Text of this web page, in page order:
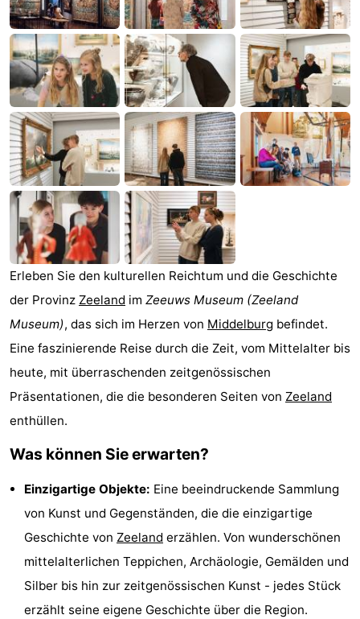
Sehen
&
tun
-
Museen
-
Denkmäler
-
Mühlen
-
Leuchtturme
-
Aussichtspunkte
Attraktionen
-
Indoor-
Spielplätze
-
Bowling
Minigolfplätze
Wellness-
Zentren
Dörfer
&
Städte
Natur
Führungen
Sport
Erleben Sie den kulturellen Reichtum und die Geschichte
der Provinz Zeeland im Zeeuws Museum (Zeeland
Museum), das sich im Herzen von Middelburg befindet.
Eine faszinierende Reise durch die Zeit, vom Mittelalter bis
heute, mit überraschenden zeitgenössischen
Präsentationen, die die besonderen Seiten von Zeeland
enthüllen.
Was können Sie erwarten?
Einzigartige Objekte: Eine beeindruckende Sammlung
von Kunst und Gegenständen, die die einzigartige
Geschichte von Zeeland erzählen. Von wunderschönen
mittelalterlichen Teppichen, Archäologie, Gemälden und
Silber bis hin zur zeitgenössischen Kunst - jedes Stück
erzählt seine eigene Geschichte über die Region.